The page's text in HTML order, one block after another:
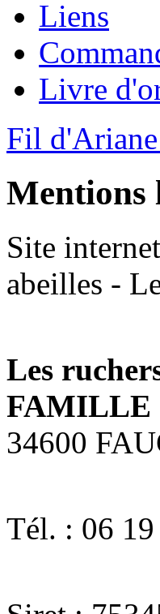
Liens
Livre
Fil
Mentions
Site
abeilles -
Les
FAMILLE
34600
Tél. : 06